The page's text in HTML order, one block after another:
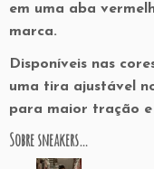
em uma aba
marca.
Disponíveis nas
uma tira ajustável
para maior tração e
Sobre sneakers…